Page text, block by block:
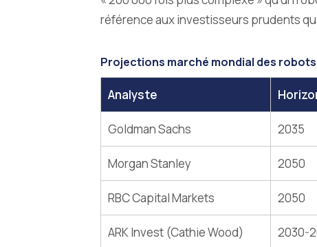
référence aux investisseurs prudents
Projections marché mondial des
Analyste
Goldman Sachs 2035
Morgan Stanley 2050
RBC Capital Markets 2050
ARK Invest (Cathie Wood) 2030-